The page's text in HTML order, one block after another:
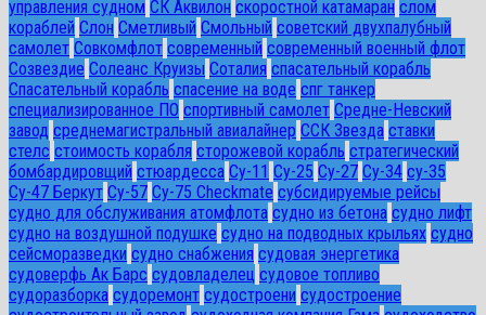
управления судном СК Аквилон скоростной катамаран слом
кораблей Слон Сметливый Смольный советский двухпалубный
самолет Совкомфлот современный современный военный флот
Созвездие Солеанс Круизы Соталия спасательный корабль
Спасательный корабль спасение на воде спг танкер
специализированное ПО спортивный самолет Средне-Невский
завод среднемагистральный авиалайнер ССК Звезда ставки
стелс стоимость корабля сторожевой корабль стратегический
бомбардировщий стюардесса Су-11 Су-25 Су-27 Су-34 су-35
Су-47 Беркут Су-57 Су-75 Checkmate субсидируемые рейсы
судно для обслуживания атомфлота судно из бетона судно лифт
судно на воздушной подушке судно на подводных крыльях судно
сейсморазведки судно снабжения судовая энергетика
судоверфь Ак Барс судовладелец судовое топливо
судоразборка судоремонт судостроени судостроение